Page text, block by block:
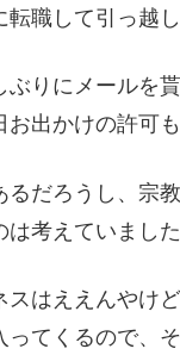
転職して引っ越
ぶりにメールを
お出かけの許可
るだろうし、宗
は考えていまし
スはええんやけ
ってくるので、